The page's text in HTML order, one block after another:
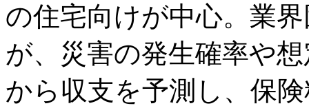
の住宅向けが中心。業
が、災害の発生確率や
から収支を予測し、保